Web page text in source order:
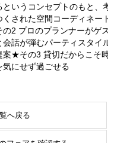
というコンセプトのもと、考
くされた空間コーディネート
2 プロのプランナーがゲス
会話が弾むパーティスタイル
案★その3 貸切だからこそ時
気にせず過ごせる
へ戻る